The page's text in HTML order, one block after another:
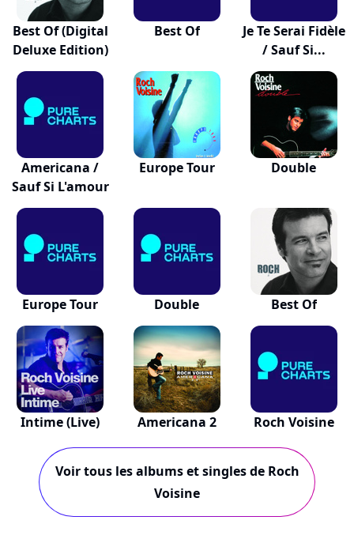
Best Of (Digital
Deluxe Edition)
Best Of
Je Te Serai Fidèle
/ Sauf Si...
Americana /
Sauf Si L'amour
Europe Tour Double
Europe Tour Double Best Of
Intime (Live) Americana 2 Roch Voisine
Voir tous les albums et singles de Roch
Voisine